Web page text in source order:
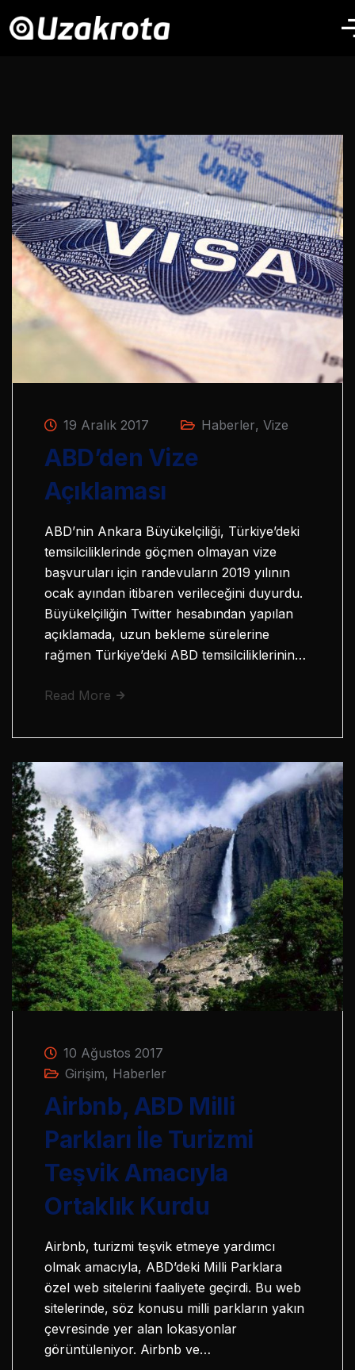
19 Aralık 2017 Haberler, Vize
ABD’den Vize
Açıklaması
ABD’nin Ankara Büyükelçiliği, Türkiye’deki
temsilciliklerinde göçmen olmayan vize
başvuruları için randevuların 2019 yılının
ocak ayından itibaren verileceğini duyurdu.
Büyükelçiliğin Twitter hesabından yapılan
açıklamada, uzun bekleme sürelerine
rağmen Türkiye’deki ABD temsilciliklerinin…
Read More
10 Ağustos 2017
Girişim, Haberler
Airbnb, ABD Milli
Parkları İle Turizmi
Teşvik Amacıyla
Ortaklık Kurdu
Airbnb, turizmi teşvik etmeye yardımcı
olmak amacıyla, ABD’deki Milli Parklara
özel web sitelerini faaliyete geçirdi. Bu web
sitelerinde, söz konusu milli parkların yakın
çevresinde yer alan lokasyonlar
görüntüleniyor. Airbnb ve…